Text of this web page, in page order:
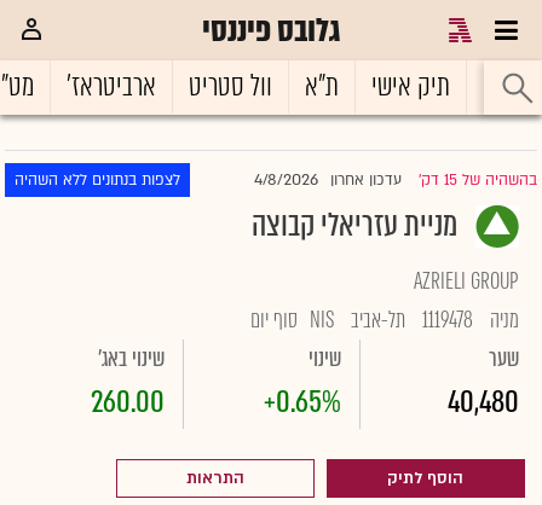
גלובס פיננסי
ראשי תיק אישי ת"א וול סטריט ארביטראז'
בהשהיה של 15 דק' |עדכון אחרון 4/8/2026 לצפות בנתונים ללא השהיה
מניית עזריאלי קבוצה
AZRIELI GROUP
מניה
1119478 תל-אביב NIS סוף יום
שער
40,480
שינוי
+0.65%
שינוי באג'
260.00
הוסף לתיק התראות